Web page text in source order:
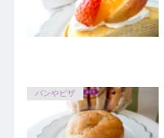
パンやピザ